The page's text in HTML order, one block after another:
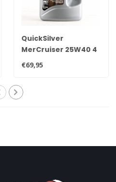
QuickSilver
MerCruiser 25W40 4
Liter original
synthetisches
Motoren 92-
€69,95